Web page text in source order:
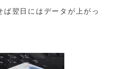
翌日にはデータが上がっ